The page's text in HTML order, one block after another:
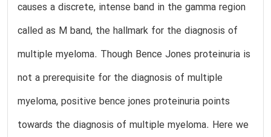
causes a discrete, intense band in the gamma region
called as M band, the hallmark for the diagnosis of
multiple myeloma. Though Bence Jones proteinuria is
not a prerequisite for the diagnosis of multiple
myeloma, positive bence jones proteinuria points
towards the diagnosis of multiple myeloma. Here we